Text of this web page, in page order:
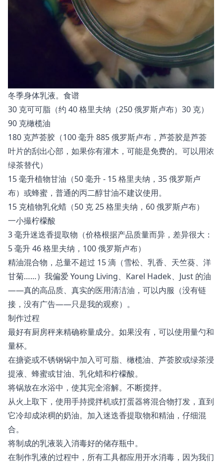
冬季身体乳液。食谱
30 克可可脂（约 40 格里夫纳（250 俄罗斯卢布）30 克）
90 克橄榄油
180 克芦荟胶（100 毫升 885 俄罗斯卢布，芦荟胶是芦荟
叶片的刮出心部，如果你有灌木，可能是免费的。可以用浓
绿茶替代）
15 毫升植物甘油（50 毫升 - 15 格里夫纳，35 俄罗斯卢
布）或蜂蜜，普通的丙二醇甘油不建议使用。
15 克植物乳化蜡（50 克 25 格里夫纳，60 俄罗斯卢布）
一小撮柠檬酸
3 毫升迷迭香提取物（价格根据产品质量而异，差异很大：
5 毫升 46 格里夫纳，100 俄罗斯卢布）
精油混合物，总量不超过 15 滴（雪松、乳香、天竺葵、洋
甘菊……）我偏爱 Young Living、Karel Hadek、Just 的油
——真的高品质、真实的医用清洁油，可以内服（没有链
接，没有广告——只是我的观察）。
制作过程
最好有厨房秤来精确称量成分。如果没有，可以使用量勺和
量杯。
在搪瓷或不锈钢锅中加入可可脂、橄榄油、芦荟胶或绿茶浸
提液、蜂蜜或甘油、乳化蜡和柠檬酸。
将锅放在水浴中，使其完全溶解。不断搅拌。
从火上取下，使用手持搅拌机或打蛋器将混合物打发，直到
它冷却成浓稠的奶油。加入迷迭香提取物和精油，仔细混
合。
将制成的乳液装入消毒好的储存瓶中。
在制作乳液的过程中，所有工具都应用开水消毒，因为我们